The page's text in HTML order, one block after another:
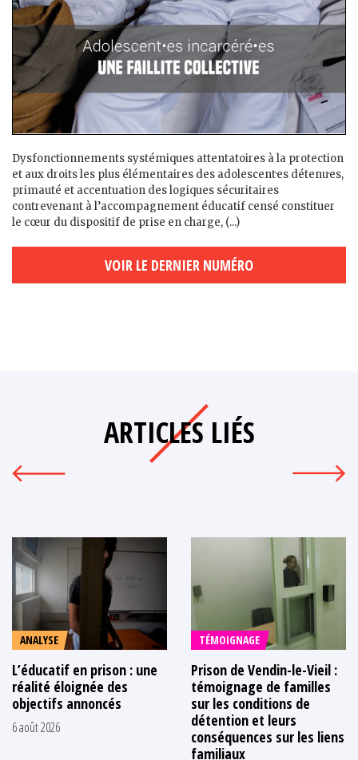
Dysfonctionnements systémiques attentatoires à la protection
et aux droits les plus élémentaires des adolescent·es détenu·es,
primauté et accentuation des logiques sécuritaires
contrevenant à l’accompagnement éducatif censé constituer
le cœur du dispositif de prise en charge, (...)
VOIR LE DERNIER NUMÉRO
ARTICLES LIÉS
ANALYSE
L’éducatif en prison : une
réalité éloignée des
objectifs annoncés
6 août 2026
TÉMOIGNAGE
Prison de Vendin-le-Vieil :
témoignage de familles
sur les conditions de
détention et leurs
conséquences sur les liens
familiaux